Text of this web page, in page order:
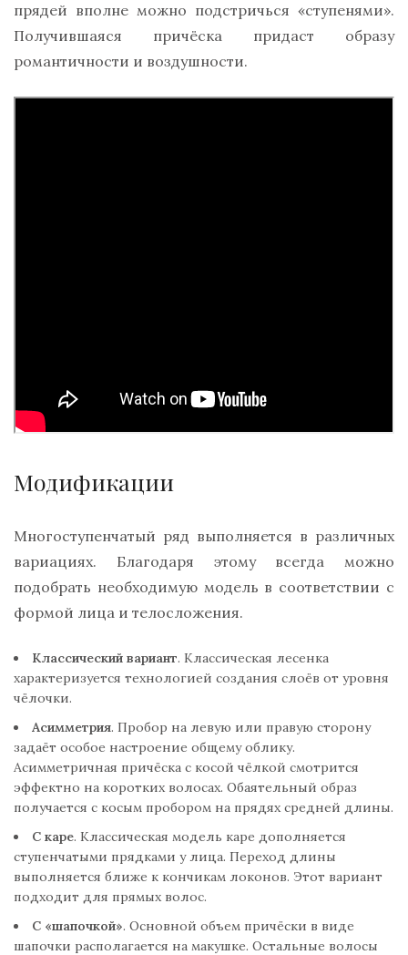
прядей вполне можно подстричься «ступенями».
Получившаяся причёска придаст образу
романтичности и воздушности.
Модификации
Многоступенчатый ряд выполняется в различных
вариациях. Благодаря этому всегда можно
подобрать необходимую модель в соответствии с
формой лица и телосложения.
Классический вариант. Классическая лесенка
характеризуется технологией создания слоёв от уровня
чёлочки.
Асимметрия. Пробор на левую или правую сторону
задаёт особое настроение общему облику.
Асимметричная причёска с косой чёлкой смотрится
эффектно на коротких волосах. Обаятельный образ
получается с косым пробором на прядях средней длины.
С каре. Классическая модель каре дополняется
ступенчатыми прядками у лица. Переход длины
выполняется ближе к кончикам локонов. Этот вариант
подходит для прямых волос.
С «шапочкой». Основной объем причёски в виде
шапочки располагается на макушке. Остальные волосы